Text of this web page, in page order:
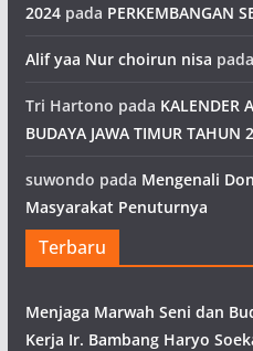
2024pada PERKEMBANGAN
Alif yaa Nur choirun nisa pada
Tri Hartono pada KALENDER
BUDAYA JAWA TIMUR TAHUN
suwondo pada Mengenali
Masyarakat Penuturnya
Terbaru
Menjaga Marwah Seni dan
Kerja Ir. Bambang Haryo